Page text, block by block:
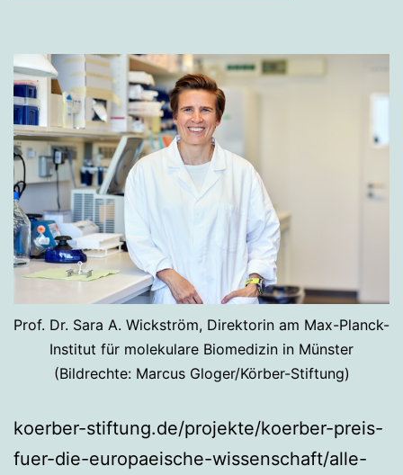
Prof. Dr. Sara A. Wickström, Direktorin am Max-Planck-
Institut für molekulare Biomedizin in Münster
(Bildrechte: Marcus Gloger/Körber-Stiftung)
koerber-stiftung.de/projekte/koerber-preis-
fuer-die-europaeische-wissenschaft/alle-